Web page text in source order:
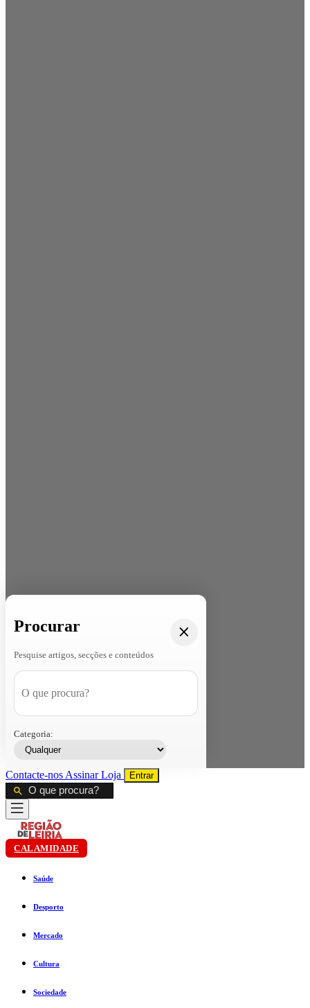
Procurar
Pesquise artigos, secções e conteúdos
Categoria:
Contacte-nos AssinarLoja Entrar
CALAMIDADE
Saúde
Desporto
Mercado
Cultura
Sociedade